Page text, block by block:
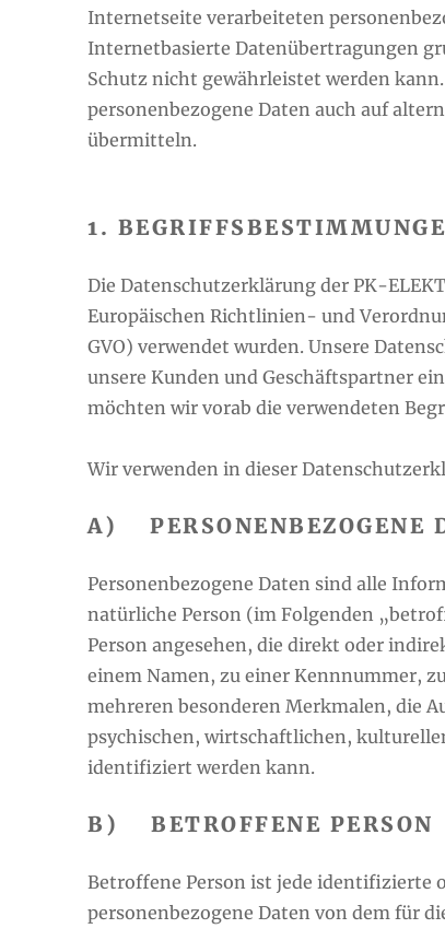
Internetseite verarbeiteten
Internetbasierte Datenübertragungen
Schutz nicht gewährleistet werden
personenbezogene Daten auch auf
übermitteln.
1.
Die Datenschutzerklärung der PK-
Europäischen Richtlinien- und
GVO) verwendet wurden. Unsere
unsere Kunden und Geschäftspartner
möchten wir vorab die verwendeten
Wir verwenden in dieser
A) PERSONENBEZOGENE
Personenbezogene Daten sind alle
natürliche Person (im Folgenden
Person angesehen, die direkt oder
einem Namen, zu einer Kennnummer,
mehreren besonderen Merkmalen, die
psychischen, wirtschaftlichen,
identifiziert werden kann.
B) BETROFFENE PERSON
Betroffene Person ist jede identifizierte
personenbezogene Daten von dem für